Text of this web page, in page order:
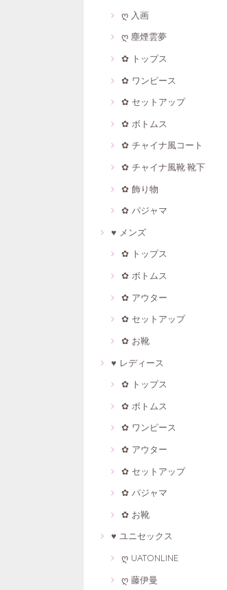
ღ 入画
ღ 塵煙雲夢
✿ トップス
✿ ワンピース
✿ セットアップ
✿ ボトムス
✿ チャイナ風コート
✿ チャイナ風靴·靴下
✿ 飾り物
✿ パジャマ
♥ メンズ
✿ トップス
✿ ボトムス
✿ アウター
✿ セットアップ
✿ お靴
♥ レディース
✿ トップス
✿ ボトムス
✿ ワンピース
✿ アウター
✿ セットアップ
✿ パジャマ
✿ お靴
♥ ユニセックス
ღ UATONLINE
ღ 藤伊曼